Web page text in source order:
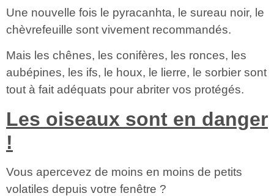
Une nouvelle fois le pyracanhta, le sureau noir, le
chèvrefeuille sont vivement recommandés.
Mais les chênes, les conifères, les ronces, les
aubépines, les ifs, le houx, le lierre, le sorbier sont
tout à fait adéquats pour abriter vos protégés.
Les oiseaux sont en danger
!
Vous apercevez de moins en moins de petits
volatiles depuis votre fenêtre ?